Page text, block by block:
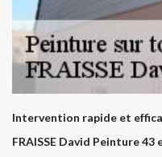
Intervention rapide et
FRAISSE David Peinture